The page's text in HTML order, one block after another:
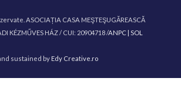
ASOCIAȚIA CASA MEŞTEŞUGĂREASCĂ
KÉZMŰVES HÁZ / CUI: 20904718 /ANPC | SOL
sustained by Edy Creative.ro